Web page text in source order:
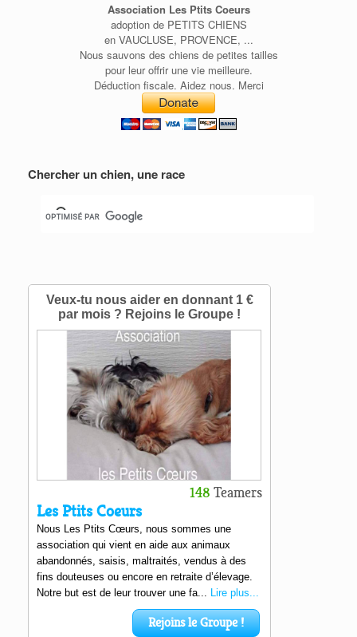
Association Les Ptits Coeurs
adoption de PETITS CHIENS
en VAUCLUSE, PROVENCE, ...
Nous sauvons des chiens de petites tailles
pour leur offrir une vie meilleure.
Déduction fiscale. Aidez nous. Merci
Chercher un chien, une race